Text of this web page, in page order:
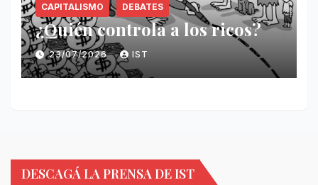
CAPITALISMO DEBATES
¿Quién controla a los ricos?
23/07/2026 IST
DESCAGÁ LA PRENSA DE IST